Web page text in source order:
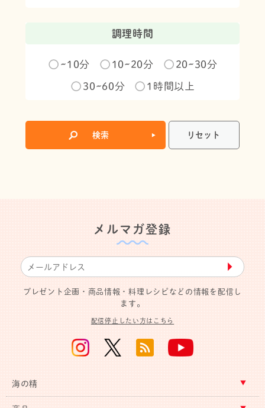
調理時間
~10分 10~20分 20~30分
30~60分 1時間以上
メルマガ登録
▶︎
プレゼント企画・商品情報・料理レシピなどの情報を配信し
ます。
配信停止したい方はこちら
海の精